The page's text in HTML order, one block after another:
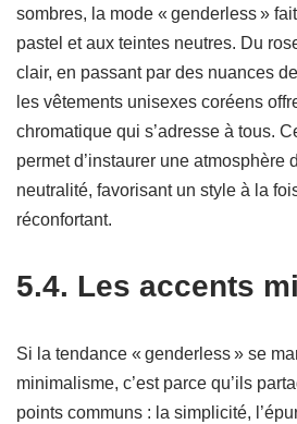
sombres, la mode « genderless »
pastel et aux teintes neutres. Du
clair, en passant par des nuances
les vêtements unisexes coréens
chromatique qui s’adresse à tous.
permet d’instaurer une atmosphère
neutralité, favorisant un style à la
réconfortant.
5.4. Les accents
Si la tendance « genderless » se
minimalisme, c’est parce qu’ils
points communs : la simplicité,